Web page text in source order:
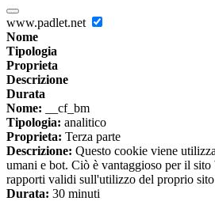
www.padlet.net
Nome
Tipologia
Proprieta
Descrizione
Durata
Nome: __cf_bm
Tipologia: analitico
Proprieta: Terza parte
Descrizione: Questo cookie viene
umani e bot. Ciò è vantaggioso per il
rapporti validi sull'utilizzo del proprio
Durata: 30 minuti